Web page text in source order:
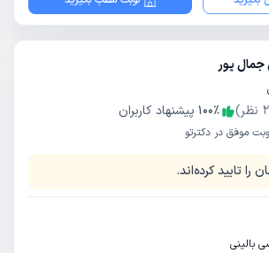
جمال پور
نظر) 100٪
پیشنهاد کاربران
موفق در دکترتو
را تایید کرده‌اند.
بالینی